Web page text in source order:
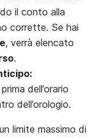
il conto alla
corrette. Se hai
, verrà elencato
.
dell’orario
dell’orologio.
limite massimo di